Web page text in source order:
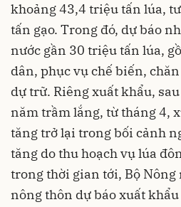
khoảng 43,4 triệu tấn lúa,
tấn gạo. Trong đó, dự báo
nước gần 30 triệu tấn lúa,
dân, phục vụ chế biến,
dự trữ. Riêng xuất khẩu,
năm trầm lắng, từ tháng 4,
tăng trở lại trong bối cảnh
tăng do thu hoạch vụ lúa
trong thời gian tới, Bộ
nông thôn dự báo xuất